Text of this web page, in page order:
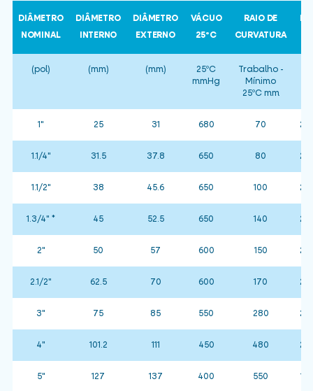
DIÂMETRO
NOMINAL
DIÂMETRO
INTERNO
DIÂMETRO
EXTERNO
VÁCUO
25ºC
RAIO DE
CURVATURA
(pol) (mm) (mm)
25ºC
mmHg
Trabalho -
Mínimo
25ºC mm
1" 25 31 680 70 25
1.1/4" 31.5 37.8 650 80 25
1.1/2" 38 45.6 650 100 25
1.3/4" * 45 52.5 650 140 25
2" 50 57 600 150 25
2.1/2" 62.5 70 600 170 25
3" 75 85 550 280 25
4" 101.2 111 450 480 25
5" 127 137 400 550 15